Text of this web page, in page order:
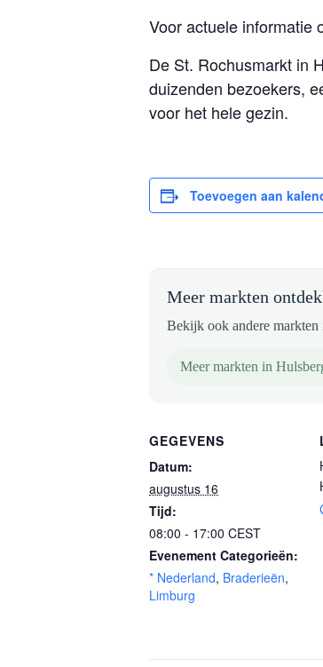
Voor actuele informatie
De St. Rochusmarkt in
duizenden bezoekers,
voor het hele gezin.
Toevoegen aan
Meer markten
Bekijk ook andere markten
Meer markten in
GEGEVENS
Datum:
augustus 16
Tijd:
08:00 - 17:00 CEST
Evenement Categorieën:
* Nederland, Braderieën,
Limburg